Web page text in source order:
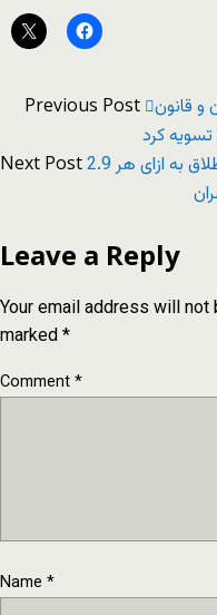
Previous Post از قانون و قانون
کرد
Next Postافزایش 13 درصدی طلاق در شهرها، یک طلاق به ازای هر 2.9
Leave a Reply
Your email address will not
marked*
Comment*
Name *